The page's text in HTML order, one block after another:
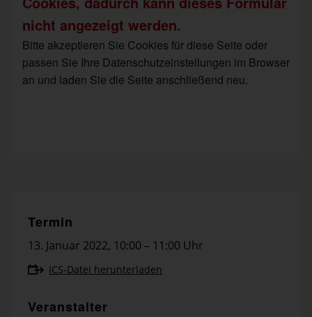
nicht angezeigt werden.
Bitte akzeptieren Sie Cookies für diese Seite oder
passen Sie Ihre Datenschutzeinstellungen im Browser
an und laden Sie die Seite anschließend neu.
Termin
13. Januar 2022, 10:00 – 11:00 Uhr
ICS-Datei herunterladen
Veranstalter